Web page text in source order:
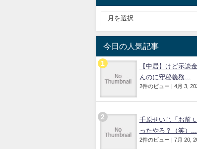
今日の人気記事
【中居】けど示談
んのに守秘義務...
2件のビュー 4月 3,
千原せいじ「お前
ったやろ？（笑）...
2件のビュー 7月 20,